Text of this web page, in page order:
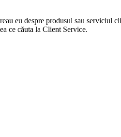
eu despre produsul sau serviciul
ce căuta la Client Service.